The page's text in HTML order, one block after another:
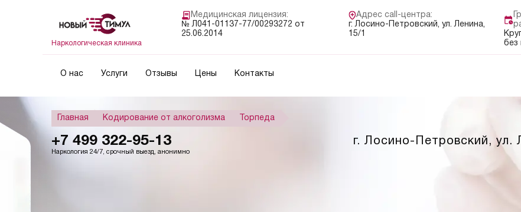
Наркологическая клиника
Медицинская лицензия:
№ Л041-01137-77/00293272 от
25.06.2014
Адрес call-центра:
г. Лосино-Петровский, ул. Ленина,
15/1
без
О нас Услуги Отзывы Цены Контакты
Главная Кодирование от алкоголизма Торпеда
+7 499 322-95-13
Наркология 24/7, срочный выезд, анонимно
г. Лосино-Петровский, ул.